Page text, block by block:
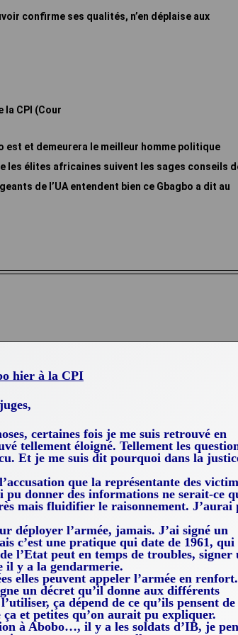
confirme ses qualités, n’en déplaise aux
CPI (Cour
est et demeurera le meilleur homme politique
les élites africaines suivent les sages conseils
de l’UA entendent bien ce Gbagbo a dit au
hier à la CPI
certaines fois je me suis retrouvé en
tellement éloigné. Tellement les
Et je me suis dit pourquoi dans la
que la représentante des
pu donner des informations ne serait-ce
mais fluidifier le raisonnement. J’aurai
déployer l’armée, jamais. J’ai signé un
c’est une pratique qui date de 1961, qui
l’Etat peut en temps de troubles, signer
il y a la gendarmerie.
elles peuvent appeler l’armée en renfort.
un décret qu’il donne aux différents
ça dépend de ce qu’ils pensent
ça et petites qu’on aurait pu expliquer.
à Abobo…, il y a les soldats d’IB, je